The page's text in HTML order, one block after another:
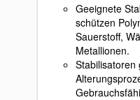
Geeignete
schützen
Sauerstoff,
Metallionen.
Stabilisatoren